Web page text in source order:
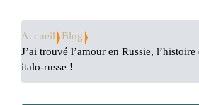
Accueil
Blog
J’ai trouvé l’amour en Russie,
italo-russe !